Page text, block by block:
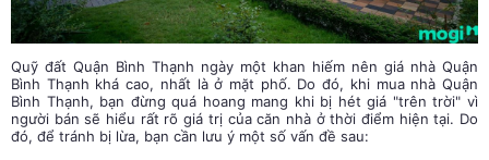
Quỹ đất Quận Bình Thạnh ngày một khan hiếm nên giá nhà Quận
Bình Thạnh khá cao, nhất là ở mặt phố. Do đó, khi mua nhà Quận
Bình Thạnh, bạn đừng quá hoang mang khi bị hét giá "trên trời" vì
người bán sẽ hiểu rất rõ giá trị của căn nhà ở thời điểm hiện tại. Do
đó, để tránh bị lừa, bạn cần lưu ý một số vấn đề sau: